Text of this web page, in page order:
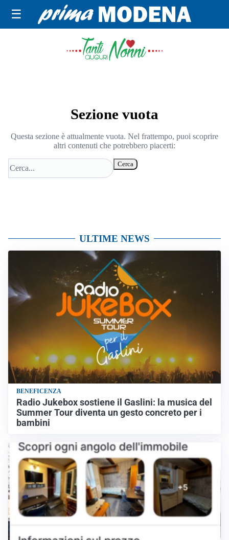
☰
Sezione vuota
Questa sezione è attualmente vuota. Nel frattempo, puoi scoprire
altri contenuti che potrebbero piacerti:
Cerca
ULTIME NEWS
BENEFICENZA
Radio Jukebox sostiene il Gaslini: la musica del
Summer Tour diventa un gesto concreto per i
bambini